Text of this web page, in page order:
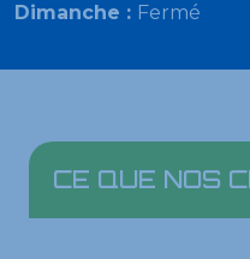
Dimanche : Fermé
CE QUE NOS